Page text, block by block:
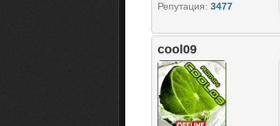
Репутация: 3477
cool09